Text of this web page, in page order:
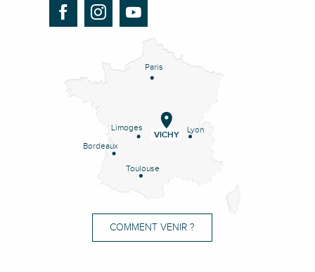
Paris
Lyon
Limoges
Bordeaux
Toulouse
VICHY
COMMENT VENIR ?